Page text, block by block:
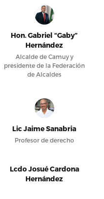
Hon. Gabriel “Gaby”
Hernández
Alcalde de Camuy y
presidente de la Federación
de Alcaldes
Lic Jaime Sanabria
Profesor de derecho
Lcdo Josué Cardona
Hernández